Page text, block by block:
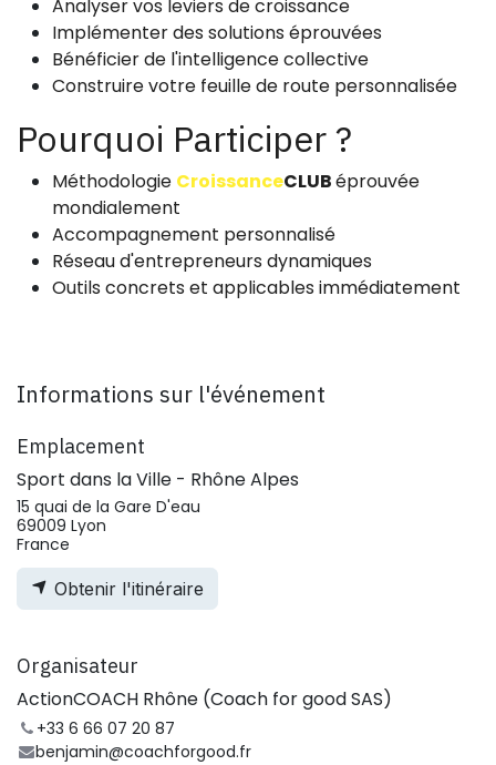
Analyser vos leviers de croissance
Implémenter des solutions éprouvées
Bénéficier de l'intelligence collective
Construire votre feuille de route personnalisée
Pourquoi Participer ?
Méthodologie CroissanceCLUBéprouvée
mondialement
Accompagnement personnalisé
Réseau d'entrepreneurs dynamiques
Outils concrets et applicables immédiatement
Informations sur l'événement
Emplacement
Sport dans la Ville - Rhône Alpes
15 quai de la Gare D'eau
69009 Lyon
France
Obtenir l'itinéraire
Organisateur
ActionCOACH Rhône (Coach for good SAS)
+33 6 66 07 20 87
benjamin@coachforgood.fr